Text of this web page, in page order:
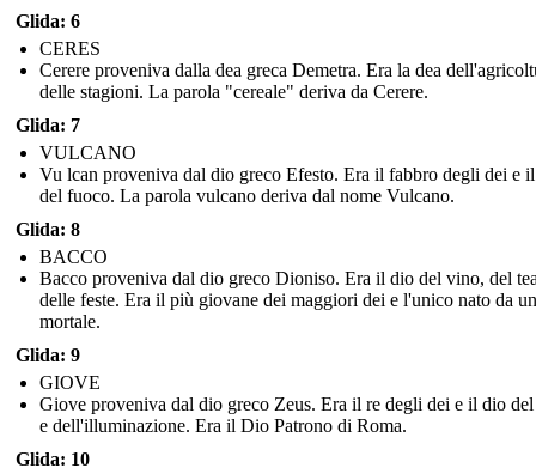
Glida: 6
CERES
Cerere proveniva dalla dea greca Demetra. Era la dea
delle stagioni. La parola "cereale" deriva da Cerere.
Glida: 7
VULCANO
Vu lcan proveniva dal dio greco Efesto. Era il fabbro degli dei e
del fuoco. La parola vulcano deriva dal nome Vulcano.
Glida: 8
BACCO
Bacco proveniva dal dio greco Dioniso. Era il dio del vino, del
delle feste. Era il più giovane dei maggiori dei e l'unico nato da un
mortale.
Glida: 9
GIOVE
Giove proveniva dal dio greco Zeus. Era il re degli dei e il dio
e dell'illuminazione. Era il Dio Patrono di Roma.
Glida: 10